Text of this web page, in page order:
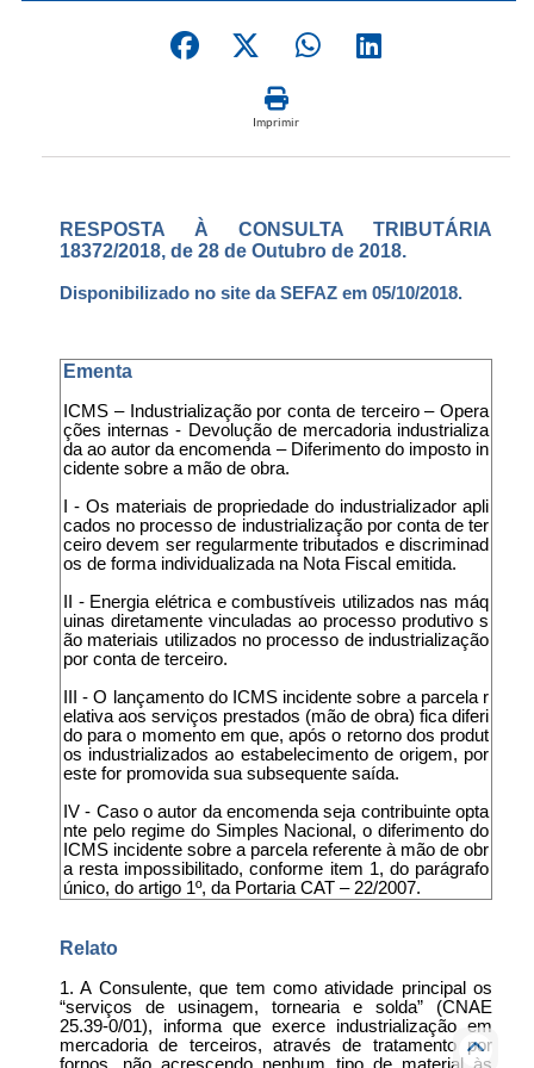
Imprimir
RESPOSTA À CONSULTA TRIBUTÁRIA
18372/2018, de 28 de Outubro de 2018.
Disponibilizado no site da SEFAZ em 05/10/2018.
Ementa
ICMS – Industrialização por conta de terceiro – Opera
ções internas - Devolução de mercadoria industrializa
da ao autor da encomenda – Diferimento do imposto in
cidente sobre a mão de obra.
I - Os materiais de propriedade do industrializador apli
cados no processo de industrialização por conta de ter
ceiro devem ser regularmente tributados e discriminad
os de forma individualizada na Nota Fiscal emitida.
II - Energia elétrica e combustíveis utilizados nas máq
uinas diretamente vinculadas ao processo produtivo s
ão materiais utilizados no processo de industrialização
por conta de terceiro.
III - O lançamento do ICMS incidente sobre a parcela r
elativa aos serviços prestados (mão de obra) fica diferi
do para o momento em que, após o retorno dos produt
os industrializados ao estabelecimento de origem, por
este for promovida sua subsequente saída.
IV - Caso o autor da encomenda seja contribuinte opta
nte pelo regime do Simples Nacional, o diferimento do
ICMS incidente sobre a parcela referente à mão de obr
a resta impossibilitado, conforme item 1, do parágrafo
único, do artigo 1º, da Portaria CAT – 22/2007.
Relato
1. A Consulente, que tem como atividade principal os
“serviços de usinagem, tornearia e solda” (CNAE
25.39-0/01), informa que exerce industrialização em
mercadoria de terceiros, através de tratamento por